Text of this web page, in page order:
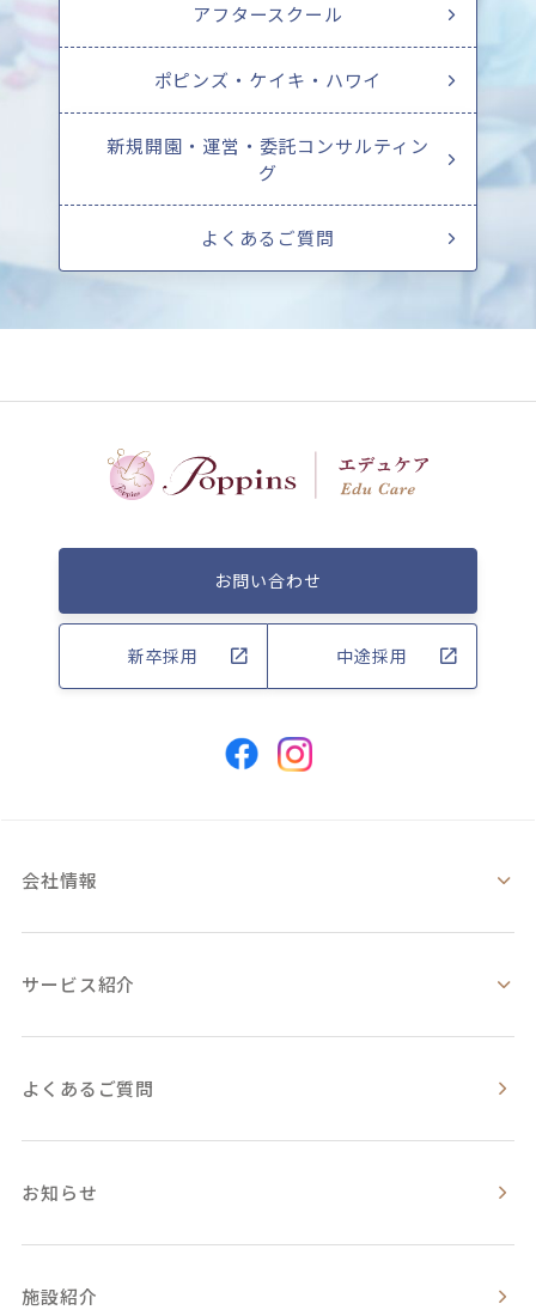
アフタースクール
ポピンズ・ケイキ・ハワイ
新規開園・運営・委託コンサルティン
グ
よくあるご質問
お問い合わせ
新卒採用 中途採用
会社情報
サービス紹介
よくあるご質問
お知らせ
施設紹介